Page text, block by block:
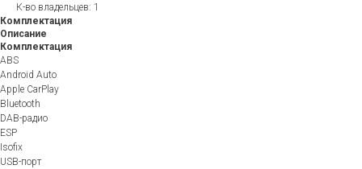
К-во владельцев: 1
Комплектация
Описание
Комплектация
ABS
Android Auto
Apple CarPlay
Bluetooth
DAB-радио
ESP
Isofix
USB-порт